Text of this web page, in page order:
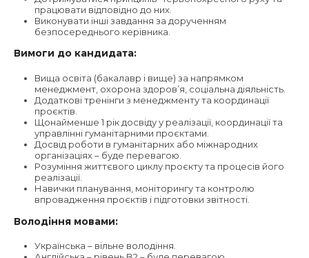
працювати відповідно до них.
Виконувати інші завдання за дорученням
безпосереднього керівника.
Вимоги до кандидата:
Вища освіта (бакалавр і вище) за напрямком
менеджмент, охорона здоров’я, соціальна діяльність.
Додаткові тренінги з менеджменту та координації
проєктів.
Щонайменше 1 рік досвіду у реалізації, координації та
управлінні гуманітарними проєктами.
Досвід роботи в гуманітарних або міжнародних
організаціях – буде перевагою.
Розуміння життєвого циклу проєкту та процесів його
реалізації.
Навички планування, моніторингу та контролю
впровадження проєктів і підготовки звітності.
Володіння мовами:
Українська – вільне володіння.